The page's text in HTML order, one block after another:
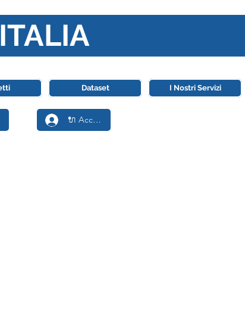
Dataset I Nostri Servizi
🔌 Accedi